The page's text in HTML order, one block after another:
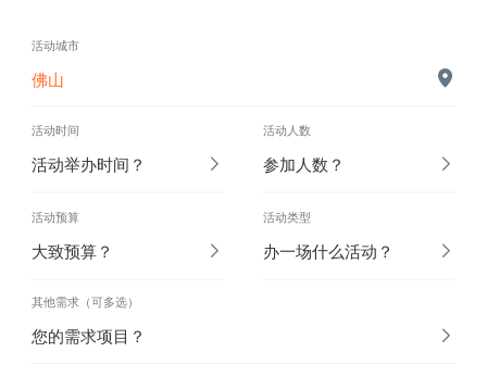
活动城市
佛山
活动时间
活动举办时间？
活动人数
参加人数？
活动预算
大致预算？
活动类型
办一场什么活动？
其他需求（可多选）
您的需求项目？